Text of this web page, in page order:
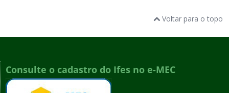
Voltar para o topo
Consulte o cadastro do Ifes no e-MEC